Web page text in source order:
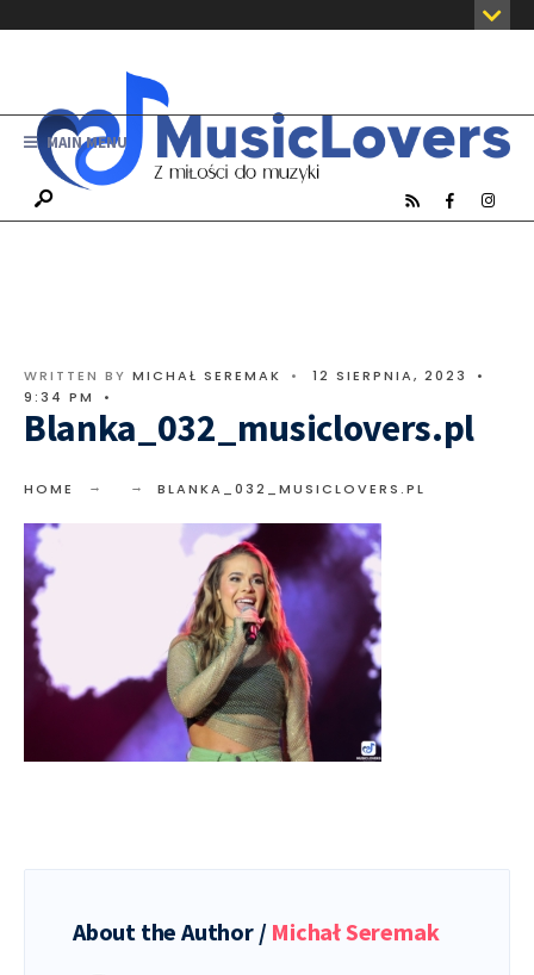
MAIN MENU
WRITTEN BY MICHAŁ SEREMAK • 12 SIERPNIA, 2023
•
9:34 PM
•
Blanka_032_musiclovers.pl
HOME BLANKA_032_MUSICLOVERS.PL
About the Author / Michał Seremak